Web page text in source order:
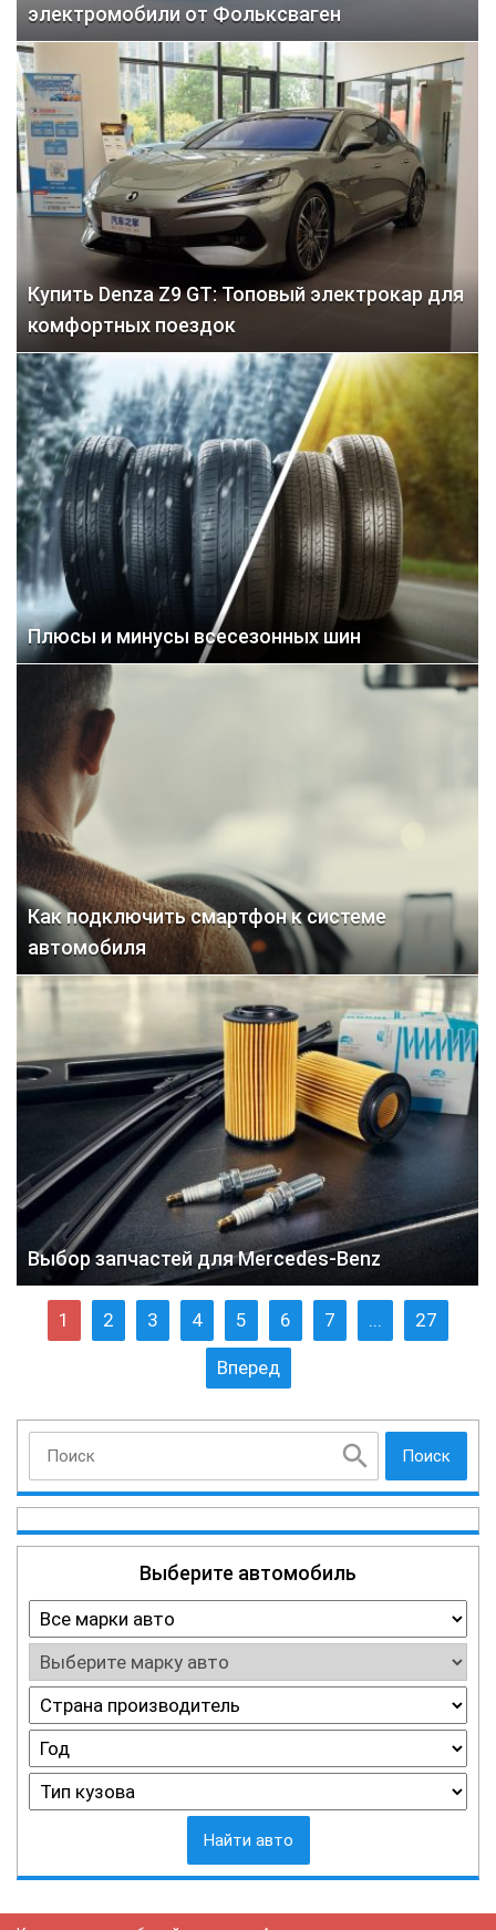
электромобили от Фольксваген
Купить Denza Z9 GT: Топовый электрокар для
комфортных поездок
Плюсы и минусы всесезонных шин
Как подключить смартфон к системе
автомобиля
Выбор запчастей для Mercedes-Benz
1 2 3 4 5 6 7 ... 27
Вперед
Поиск
Выберите автомобиль
Найти авто